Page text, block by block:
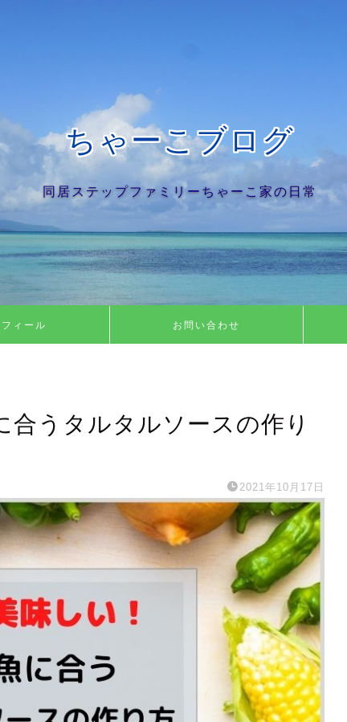
ちゃーこブログ
同居ステップファミリーちゃーこ家の日常
ィール お問い合わせ
合うタルタルソースの作り
2021年10月17日